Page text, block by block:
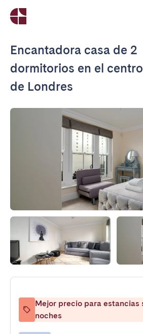
Encantadora casa de 2
dormitorios en el centro
de Londres
Mejor precio para estancias
noches